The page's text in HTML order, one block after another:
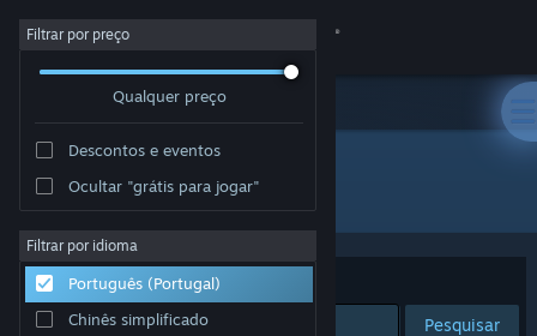
Iniciar sessão
Sobre
Apoio
Filtrar por preço
Qualquer preço
Descontos e eventos
Ocultar "grátis para jogar"
Filtrar por idioma
Português (Portugal)
Chinês simplificado
Developer: Seidlsoft
Ordenar por Relevância
Pesquisar